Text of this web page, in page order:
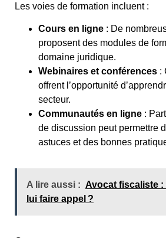
Les voies de formation incluent :
Cours en ligne : De
proposent des modules de
domaine juridique.
Webinaires et conférences :
offrent l’opportunité
secteur.
Communautés en ligne :
de discussion peut permettre
astuces et des bonnes
A lire aussi : Avocat fiscaliste
lui faire appel ?